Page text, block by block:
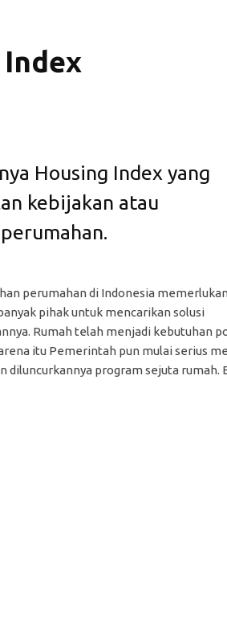
Housing Index yang
kebijakan atau
perumahan di Indonesia
pihak untuk mencarikan solusi
Rumah telah menjadi kebutuhan
itu Pemerintah pun mulai serius
diluncurkannya program sejuta rumah.